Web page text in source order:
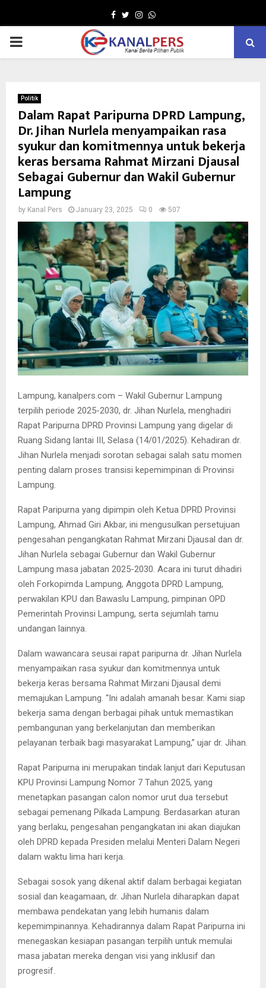
Facebook
TwitterInstagram
Whatsapp
PRIMARY
Politik
Dalam Rapat Paripurna DPRD Lampung,
Dr. Jihan Nurlela menyampaikan rasa
syukur dan komitmennya untuk bekerja
keras bersama Rahmat Mirzani Djausal
Sebagai Gubernur dan Wakil Gubernur
Lampung
by Kanal Pers January 23, 2025 0 507
Lampung, kanalpers.com – Wakil Gubernur Lampung
terpilih periode 2025-2030, dr. Jihan Nurlela, menghadiri
Rapat Paripurna DPRD Provinsi Lampung yang digelar di
Ruang Sidang lantai III, Selasa (14/01/2025). Kehadiran dr.
Jihan Nurlela menjadi sorotan sebagai salah satu momen
penting dalam proses transisi kepemimpinan di Provinsi
Lampung.
Rapat Paripurna yang dipimpin oleh Ketua DPRD Provinsi
Lampung, Ahmad Giri Akbar, ini mengusulkan persetujuan
pengesahan pengangkatan Rahmat Mirzani Djausal dan dr.
Jihan Nurlela sebagai Gubernur dan Wakil Gubernur
Lampung masa jabatan 2025-2030. Acara ini turut dihadiri
oleh Forkopimda Lampung, Anggota DPRD Lampung,
perwakilan KPU dan Bawaslu Lampung, pimpinan OPD
Pemerintah Provinsi Lampung, serta sejumlah tamu
undangan lainnya.
Dalam wawancara seusai rapat paripurna dr. Jihan Nurlela
menyampaikan rasa syukur dan komitmennya untuk
bekerja keras bersama Rahmat Mirzani Djausal demi
memajukan Lampung. “Ini adalah amanah besar. Kami siap
bekerja sama dengan berbagai pihak untuk memastikan
pembangunan yang berkelanjutan dan memberikan
pelayanan terbaik bagi masyarakat Lampung,” ujar dr. Jihan.
Rapat Paripurna ini merupakan tindak lanjut dari Keputusan
KPU Provinsi Lampung Nomor 7 Tahun 2025, yang
menetapkan pasangan calon nomor urut dua tersebut
sebagai pemenang Pilkada Lampung. Berdasarkan aturan
yang berlaku, pengesahan pengangkatan ini akan diajukan
oleh DPRD kepada Presiden melalui Menteri Dalam Negeri
dalam waktu lima hari kerja.
Sebagai sosok yang dikenal aktif dalam berbagai kegiatan
sosial dan keagamaan, dr. Jihan Nurlela diharapkan dapat
membawa pendekatan yang lebih humanis dalam
kepemimpinannya. Kehadirannya dalam Rapat Paripurna ini
menegaskan kesiapan pasangan terpilih untuk memulai
masa jabatan mereka dengan visi yang inklusif dan
progresif.